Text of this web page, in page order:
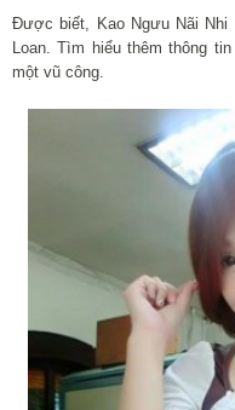
Được biết, Kao Ngưu Nãi Nhi
Loan. Tìm hiểu thêm thông
một vũ công.